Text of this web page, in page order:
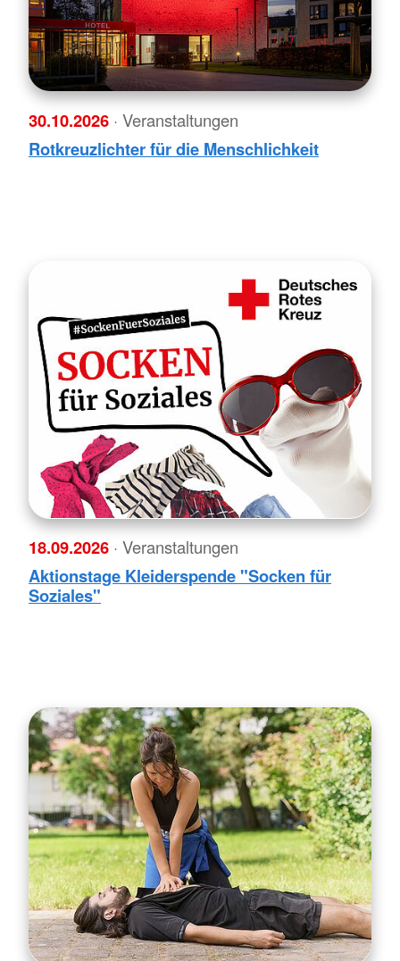
30.10.2026 · Veranstaltungen
Rotkreuzlichter für die Menschlichkeit
18.09.2026 · Veranstaltungen
Aktionstage Kleiderspende "Socken für
Soziales"